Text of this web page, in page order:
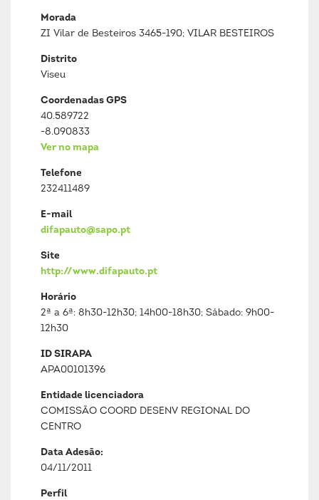
Morada
ZI Vilar de Besteiros 3465-190; VILAR BESTEIROS
Distrito
Viseu
Coordenadas GPS
40.589722
-8.090833
Ver no mapa
Telefone
232411489
E-mail
difapauto@sapo.pt
Site
http://www.difapauto.pt
Horário
2ª a 6ª: 8h30-12h30; 14h00-18h30; Sábado: 9h00-
12h30
ID SIRAPA
APA00101396
Entidade licenciadora
COMISSÃO COORD DESENV REGIONAL DO
CENTRO
Data Adesão:
04/11/2011
Perfil